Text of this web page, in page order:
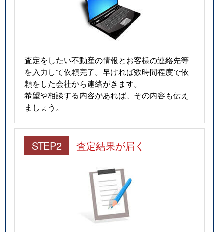
査定をしたい不動産の情報とお客様の連絡先等
を入力して依頼完了。早ければ数時間程度で依
頼をした会社から連絡がきます。
希望や相談する内容があれば、その内容も伝え
ましょう。
STEP2 査定結果が届く